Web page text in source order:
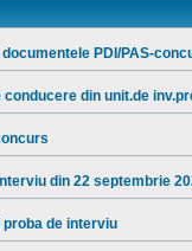
PDI/PAS-
conducere din unit.de
din 22 septembrie
de interviu